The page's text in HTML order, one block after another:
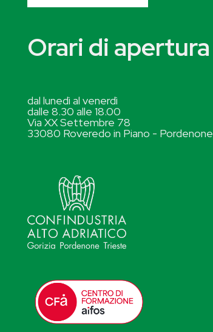
Orari di apertura
dal lunedì al venerdì
dalle 8.30 alle 18.00
Via XX Settembre 78
33080 Roveredo in Piano - Pordenone